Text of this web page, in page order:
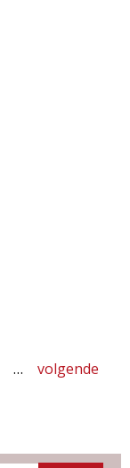
…
volgende